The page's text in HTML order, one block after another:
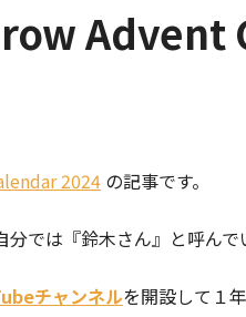
2024の記事です。
では『鈴木さん』と呼んで
チャンネルを開設して１